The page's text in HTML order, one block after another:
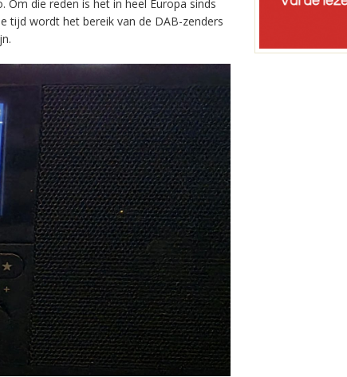
die reden is het in heel Europa sinds
tijd wordt het bereik van de DAB-zenders